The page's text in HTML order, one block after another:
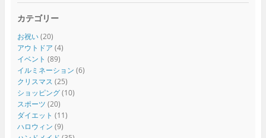
カテゴリー
お祝い(20)
アウトドア (4)
イベント (89)
イルミネーション (6)
クリスマス (25)
ショッピング(10)
スポーツ (20)
ダイエット (11)
ハロウィン (9)